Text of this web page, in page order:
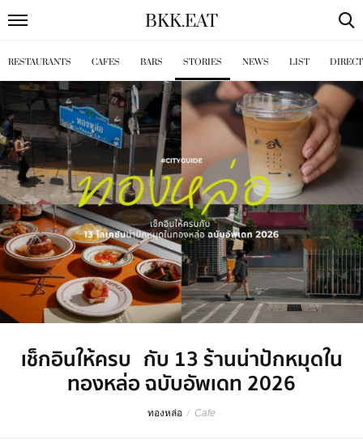
BKK.EAT
RESTAURANTS CAFES BARS STORIES NEWS LIST
เช็กอินให้ครบ กับ 13 ร้านน่าปักหมุดใน
ทองหล่อ ฉบับอัพเดท 2026
ทองหล่อ / Cafe